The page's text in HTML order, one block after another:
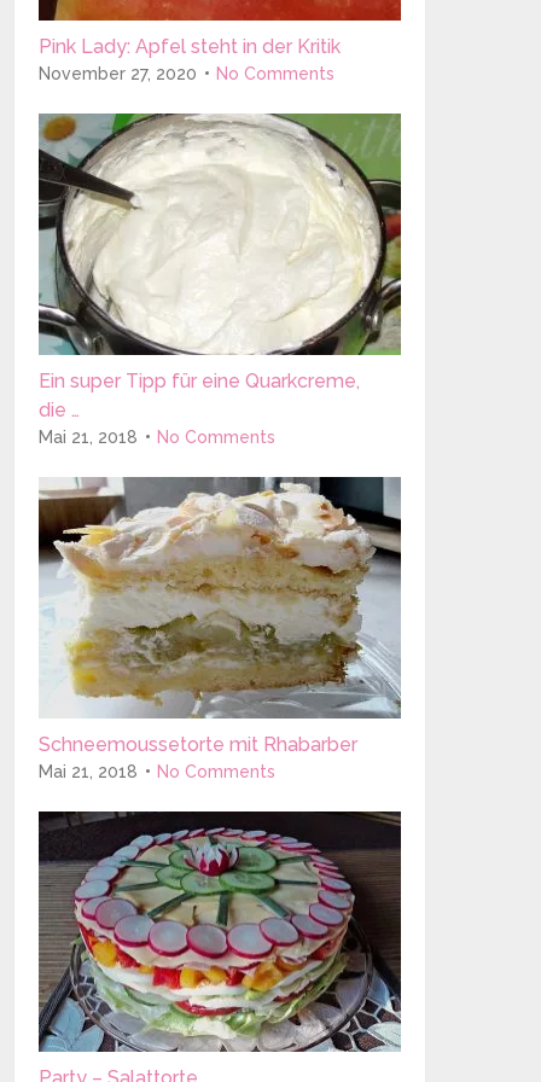
Pink Lady: Apfel steht in der Kritik
November 27, 2020 No Comments
Ein super Tipp für eine Quarkcreme,
die …
Mai 21, 2018 No Comments
Schneemoussetorte mit Rhabarber
Mai 21, 2018 No Comments